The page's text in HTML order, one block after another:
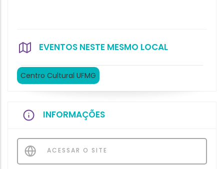
EVENTOS NESTE MESMO LOCAL
Centro Cultural UFMG
INFORMAÇÕES
ACESSAR O SITE